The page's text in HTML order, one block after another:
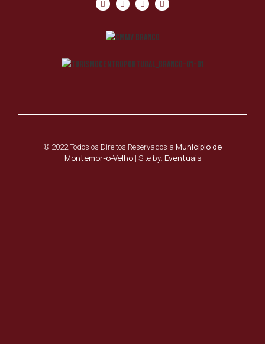
© 2022 Todos os Direitos Reservados a Município de
Montemor-o-Velho| Site by: Eventuais